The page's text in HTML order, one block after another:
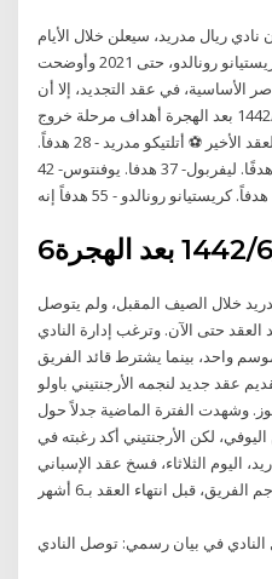
نادي ريال مدريد، سيعلن خلال الأيام
المقبلة، تجديد عقد نجمه كريستيانو رونالدو، حتى 2021 وأوضحت
الأساسية، في عقد التجديد، إلا أن
عدد سنوات التمديد هي 16‏‏/5‏‏/1442 بعد الهجرة أهداف مرحلة خروج
المغلوب في دوري الأبطال في العقد الأخير ⚽ أتلتيكو مدريد - 28 هدفاً.
دورتموند- 28 هدفًا. تشيلسي - 29 هدفًا. ليفربول- 37 هدفا. يوفنتوس- 42
هدفاً. كريستيانو رونالدو - 55 هدفاً إنه
خلال الصيف المقبل، ولم يتوصل
حتى الآن. وترغب إدارة النادي
واحد، بينما يشترط قائد الفريق
عقد جديد لنجمه الأرجنتيني باولو
وشهدت الفترة الماضية جدلاً حول
لكن الأرجنتيني أكد رغبته في
اليوم الثلاثاء، فسخ عقد الإسباني
النادي في بيان رسمي: توصل النادي